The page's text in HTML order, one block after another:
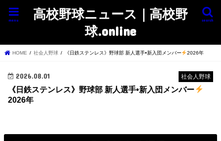
高校野球ニュース｜高校野
球.online
search
menu
HOME 社会人野球 《日鉄ステンレス》野球部 新人選手•新入団メンバー 2026年
社会人野球
2026.08.01
《日鉄ステンレス》野球部 新人選手•新入団メンバー
2026年